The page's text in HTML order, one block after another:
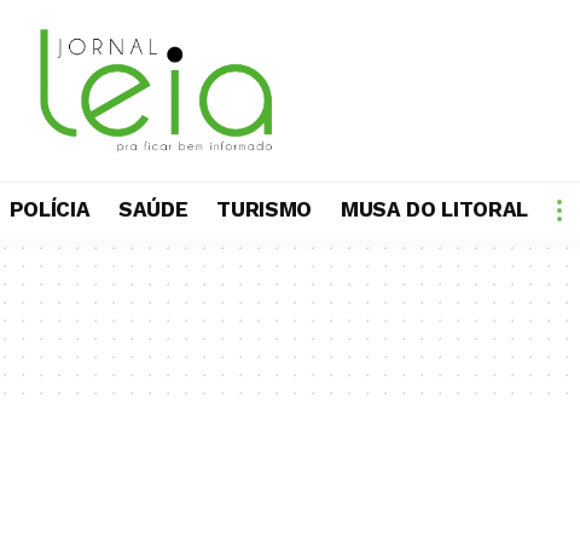
POLÍCIA SAÚDE TURISMO MUSA DO LITORAL